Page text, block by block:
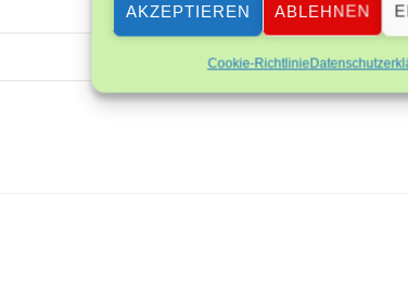
AKZEPTIEREN ABLEHNEN
Cookie-Richtlinie